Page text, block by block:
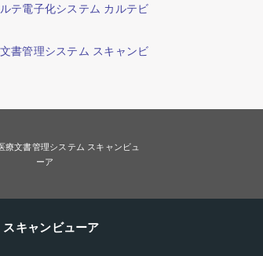
スキャンビューア